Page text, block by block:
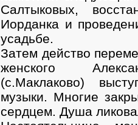
Салтыковых,
Иорданка и
усадьбе.
Затем действо
женского
(с.Маклаково)
музыки. Многие
сердцем. Душа